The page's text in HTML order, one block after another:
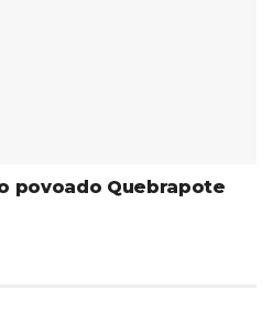
povoado Quebrapote